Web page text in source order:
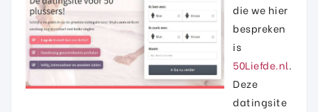
die we hier
bespreken
is
50Liefde.nl.
Deze
datingsite